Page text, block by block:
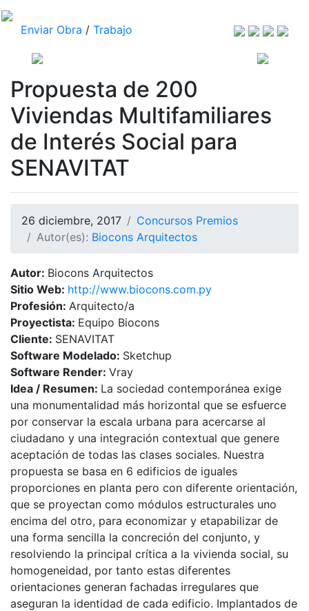
Enviar Obra / Trabajo
Propuesta de 200
Viviendas Multifamiliares
de Interés Social para
SENAVITAT
26 diciembre, 2017
Concursos Premios
Autor(es): Biocons Arquitectos
Autor: Biocons Arquitectos
Sitio Web: http://www.biocons.com.py
Profesión: Arquitecto/a
Proyectista: Equipo Biocons
Cliente: SENAVITAT
Software Modelado: Sketchup
Software Render: Vray
Idea / Resumen: La sociedad contemporánea exige
una monumentalidad más horizontal que se esfuerce
por conservar la escala urbana para acercarse al
ciudadano y una integración contextual que genere
aceptación de todas las clases sociales. Nuestra
propuesta se basa en 6 edificios de iguales
proporciones en planta pero con diferente orientación,
que se proyectan como módulos estructurales uno
encima del otro, para economizar y etapabilizar de
una forma sencilla la concreción del conjunto, y
resolviendo la principal crítica a la vivienda social, su
homogeneidad, por tanto estas diferentes
orientaciones generan fachadas irregulares que
aseguran la identidad de cada edificio. Implantados de